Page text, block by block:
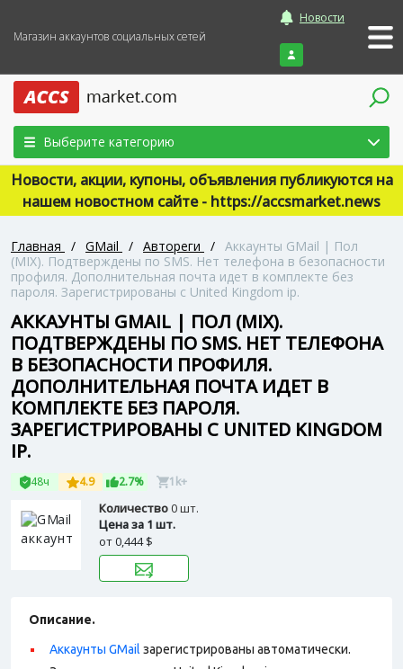
Магазин аккаунтов социальных сетей
Новости
Войти
Выберите категорию
Новости, акции, купоны, объявления публикуются на
нашем новостном сайте - https://accsmarket.news
Главная / GMail / Автореги / Аккаунты GMail | Пол
(MIX). Подтверждены по SMS. Нет телефона в безопасности
профиля. Дополнительная почта идет в комплекте без
пароля. Зарегистрированы с United Kingdom ip.
АККАУНТЫ GMAIL | ПОЛ (MIX).
ПОДТВЕРЖДЕНЫ ПО SMS. НЕТ ТЕЛЕФОНА
В БЕЗОПАСНОСТИ ПРОФИЛЯ.
ДОПОЛНИТЕЛЬНАЯ ПОЧТА ИДЕТ В
КОМПЛЕКТЕ БЕЗ ПАРОЛЯ.
ЗАРЕГИСТРИРОВАНЫ С UNITED KINGDOM
IP.
48ч 4.9 2.7% 1k+
Количество0 шт.
Цена за 1 шт.
от0,444 $
Описание.
Аккаунты GMail зарегистрированы автоматически.